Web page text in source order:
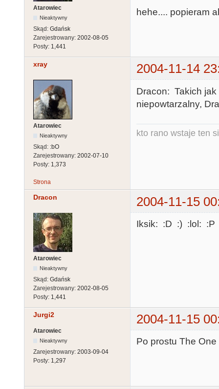
Atarowiec
Nieaktywny
Skąd: Gdańsk
Zarejestrowany: 2002-08-05
Posty: 1,441
hehe.... popieram
xray 2004-11-14
Atarowiec
Nieaktywny
Skąd: :bO
Zarejestrowany: 2002-07-10
Posty: 1,373
Dracon: Takich
niepowtarzalny,
kto rano wstaje ten
Strona
Dracon 2004-11-15
Atarowiec
Nieaktywny
Skąd: Gdańsk
Zarejestrowany: 2002-08-05
Posty: 1,441
Iksik: :D :) :lol: :P
Jurgi2 2004-11-15
Atarowiec
Nieaktywny
Zarejestrowany: 2003-09-04
Posty: 1,297
Po prostu The